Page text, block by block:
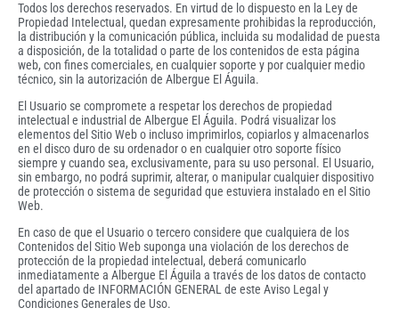
Todos los derechos reservados. En virtud de lo dispuesto en la Ley de
Propiedad Intelectual, quedan expresamente prohibidas la reproducción,
la distribución y la comunicación pública, incluida su modalidad de puesta
a disposición, de la totalidad o parte de los contenidos de esta página
web, con fines comerciales, en cualquier soporte y por cualquier medio
técnico, sin la autorización de Albergue El Águila.
El Usuario se compromete a respetar los derechos de propiedad
intelectual e industrial de Albergue El Águila. Podrá visualizar los
elementos del Sitio Web o incluso imprimirlos, copiarlos y almacenarlos
en el disco duro de su ordenador o en cualquier otro soporte físico
siempre y cuando sea, exclusivamente, para su uso personal. El Usuario,
sin embargo, no podrá suprimir, alterar, o manipular cualquier dispositivo
de protección o sistema de seguridad que estuviera instalado en el Sitio
Web.
En caso de que el Usuario o tercero considere que cualquiera de los
Contenidos del Sitio Web suponga una violación de los derechos de
protección de la propiedad intelectual, deberá comunicarlo
inmediatamente a Albergue El Águila a través de los datos de contacto
del apartado de INFORMACIÓN GENERAL de este Aviso Legal y
Condiciones Generales de Uso.